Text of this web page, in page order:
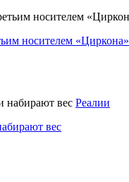
носителем «Циркона»
Реалии
вес